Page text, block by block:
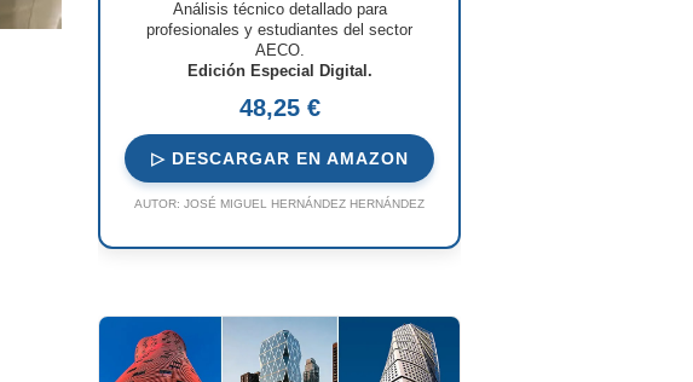
Análisis técnico detallado para
profesionales y estudiantes del sector
AECO.
Edición Especial Digital.
48,25 €
▷ DESCARGAR EN AMAZON
AUTOR: JOSÉ MIGUEL HERNÁNDEZ HERNÁNDEZ